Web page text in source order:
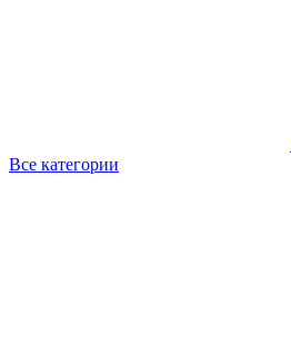
Все категории